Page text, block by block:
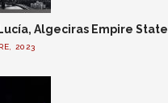
Algeciras Empire State
2023